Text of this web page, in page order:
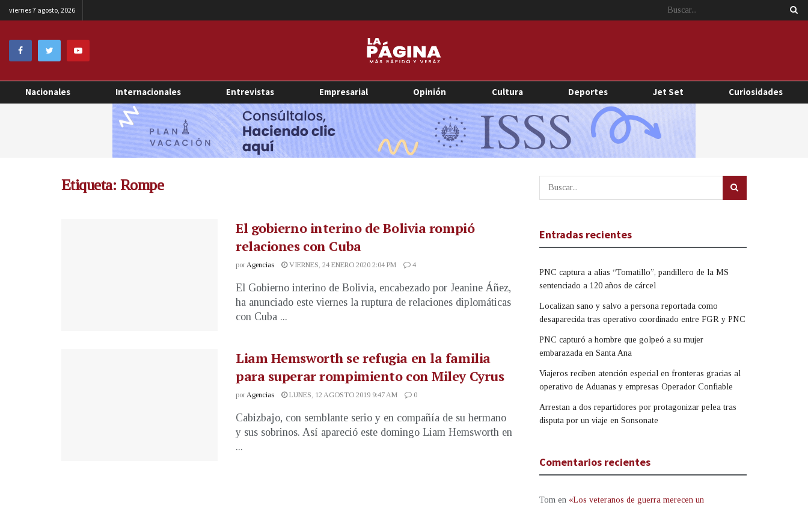
viernes 7 agosto, 2026
Nacionales Internacionales Entrevistas Empresarial Opinión Cultura Deportes Jet Set Curiosidades
Etiqueta: Rompe
El gobierno interino de Bolivia rompió
relaciones con Cuba
porAgencias VIERNES, 24 ENERO 2020 2:04 PM 4
El Gobierno interino de Bolivia, encabezado por Jeanine Áñez,
ha anunciado este viernes la ruptura de relaciones diplomáticas
con Cuba ...
Liam Hemsworth se refugia en la familia
para superar rompimiento con Miley Cyrus
porAgencias LUNES, 12 AGOSTO 2019 9:47 AM 0
Cabizbajo, con semblante serio y en compañía de su hermano
y sus sobrinos. Así apareció este domingo Liam Hemsworth en
...
Entradas recientes
PNC captura a alias “Tomatillo”, pandillero de la MS
sentenciado a 120 años de cárcel
Localizan sano y salvo a persona reportada como
desaparecida tras operativo coordinado entre FGR y PNC
PNC capturó a hombre que golpeó a su mujer
embarazada en Santa Ana
Viajeros reciben atención especial en fronteras gracias al
operativo de Aduanas y empresas Operador Confiable
Arrestan a dos repartidores por protagonizar pelea tras
disputa por un viaje en Sonsonate
Comentarios recientes
Tom en «Los veteranos de guerra merecen un